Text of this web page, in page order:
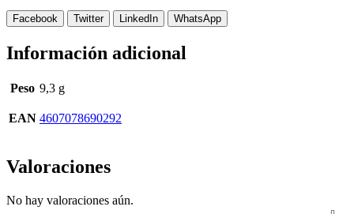
Facebook Twitter LinkedIn WhatsApp
Información adicional
Peso 9,3 g
EAN 4607078690292
Valoraciones
No hay valoraciones aún.